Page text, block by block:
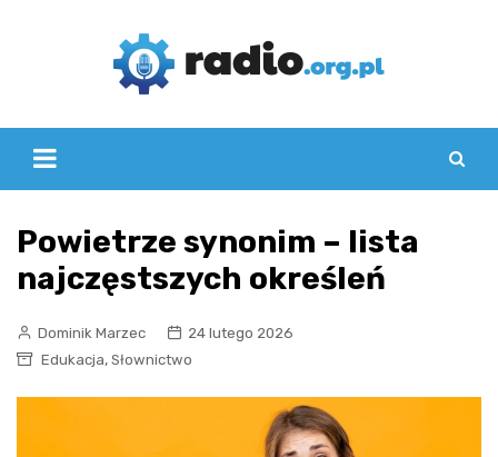
Powietrze synonim – lista
najczęstszych określeń
Dominik Marzec
24 lutego 2026
Edukacja, Słownictwo